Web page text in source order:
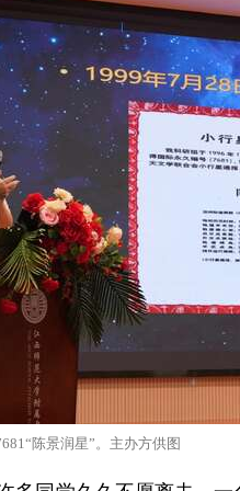
陈景润星”。主办方供图